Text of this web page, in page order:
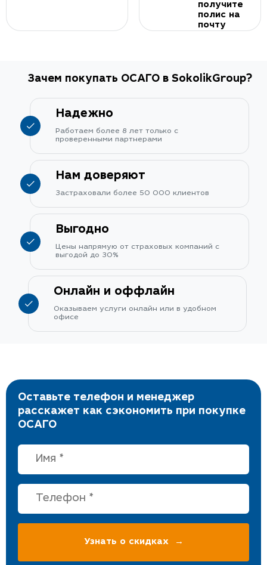
получите
полис на
почту
Зачем покупать ОСАГО в SokolikGroup?
Надежно
Работаем более 8 лет только с
проверенными партнерами
Нам доверяют
Застраховали более 50 000 клиентов
Выгодно
Цены напрямую от страховых компаний с
выгодой до 30%
Онлайн и оффлайн
Оказываем услуги онлайн или в удобном
офисе
Оставьте телефон и менеджер
расскажет как сэкономить при покупке
ОСАГО